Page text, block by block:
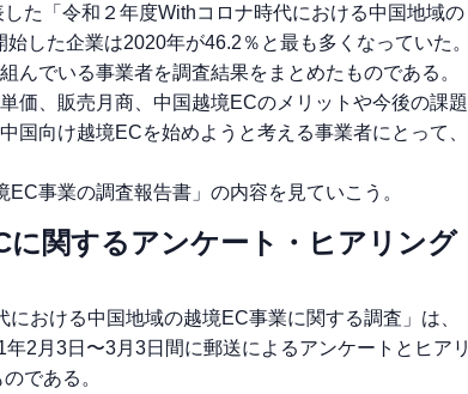
た「令和２年度Withコロナ時代における中国地域の
した企業は2020年が46.2％と最も多くなっていた。
んでいる事業者を調査結果をまとめたものである。
価、販売月商、中国越境ECのメリットや今後の課題
国向け越境ECを始めようと考える事業者にとって、
事業の調査報告書」の内容を見ていこう。
に関するアンケート・ヒアリング
おける中国地域の越境EC事業に関する調査」は、
2月3日〜3月3日間に郵送によるアンケートとヒアリ
である。